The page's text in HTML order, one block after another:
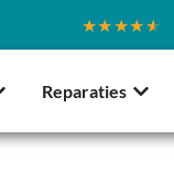
★★★★★
Reparaties